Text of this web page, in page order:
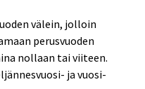
välein, jolloin
perusvuoden
nollaan tai viiteen.
ja vuosi-